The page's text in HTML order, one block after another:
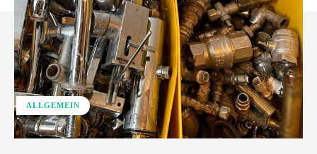
ALLGEMEIN